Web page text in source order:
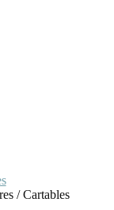
/Cartables